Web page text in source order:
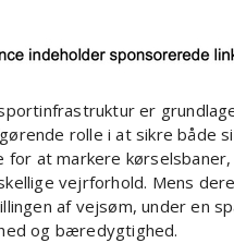
er
rolle i at sikre både
at markere
vejrforhold. Mens
af vejsøm, under en
og bæredygtighed.